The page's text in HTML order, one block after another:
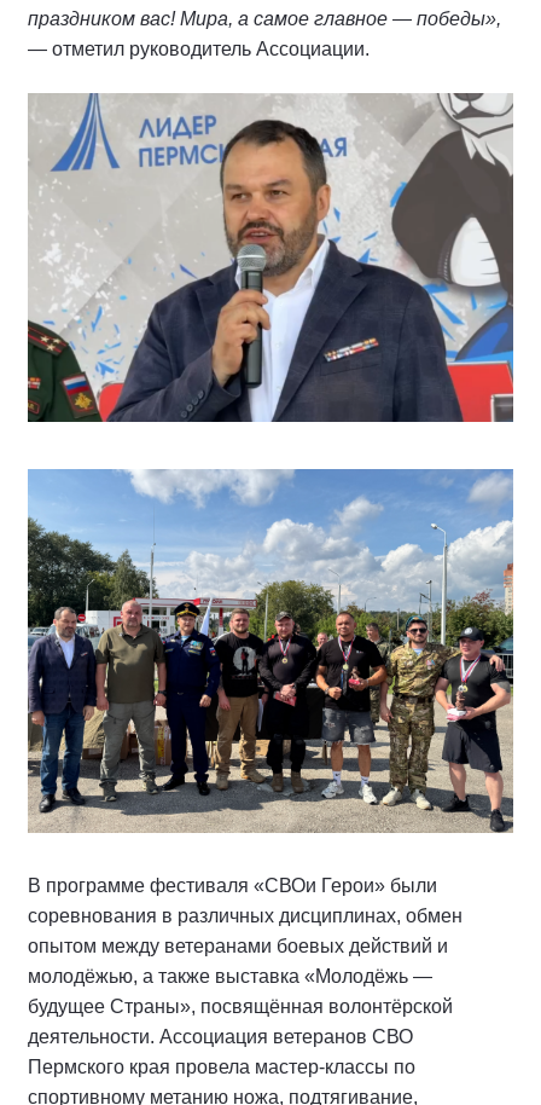
праздником вас! Мира, а самое главное — победы»,
— отметил руководитель Ассоциации.
В программе фестиваля «СВОи Герои» были
соревнования в различных дисциплинах, обмен
опытом между ветеранами боевых действий и
молодёжью, а также выставка «Молодёжь —
будущее Страны», посвящённая волонтёрской
деятельности. Ассоциация ветеранов СВО
Пермского края провела мастер-классы по
спортивному метанию ножа, подтягивание,